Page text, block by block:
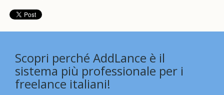
Scopri perché AddLance è il
sistema più professionale per i
freelance italiani!